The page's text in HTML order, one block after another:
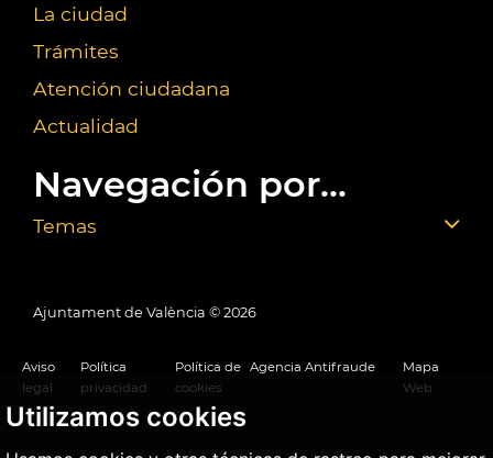
Utilizamos cookies
La ciudad
Trámites
Atención ciudadana
Actualidad
Navegación por...
Temas
Ajuntament de València © 2026
Aviso
legal
Política
privacidad
Política de
cookies
Agencia Antifraude
Mapa
Web